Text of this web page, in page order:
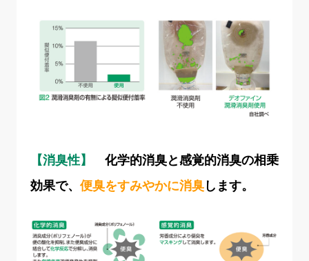
【消臭性】 化学的消臭と感覚的消臭の相乗
効果で、 便臭をすみやかに消臭します。